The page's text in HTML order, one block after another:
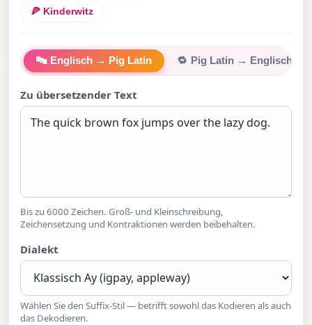
🍕 Kinderwitz
🔤 Englisch → Pig Latin 🔁 Pig Latin → Englisch
Zu übersetzender Text
Bis zu 6000 Zeichen. Groß- und Kleinschreibung,
Zeichensetzung und Kontraktionen werden beibehalten.
Dialekt
Wählen Sie den Suffix-Stil — betrifft sowohl das Kodieren als auch
das Dekodieren.